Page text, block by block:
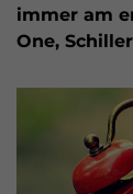
immer am
One,